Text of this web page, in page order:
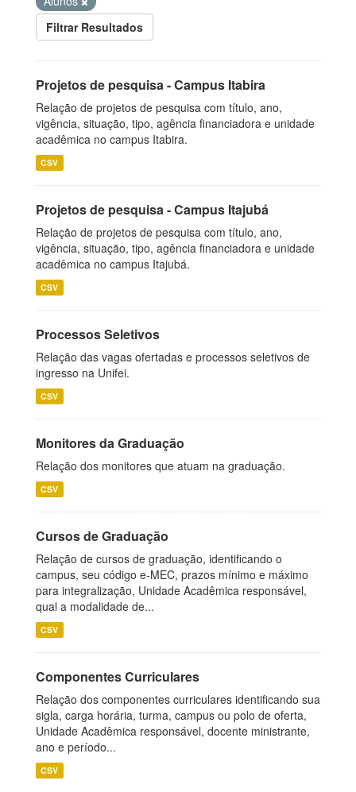
Filtrar Resultados
Projetos de pesquisa - Campus Itabira
Relação de projetos de pesquisa com título, ano,
vigência, situação, tipo, agência financiadora e unidade
acadêmica no campus Itabira.
CSV
Projetos de pesquisa - Campus Itajubá
Relação de projetos de pesquisa com título, ano,
vigência, situação, tipo, agência financiadora e unidade
acadêmica no campus Itajubá.
CSV
Processos Seletivos
Relação das vagas ofertadas e processos seletivos de
ingresso na Unifei.
CSV
Monitores da Graduação
Relação dos monitores que atuam na graduação.
CSV
Cursos de Graduação
Relação de cursos de graduação, identificando o
campus, seu código e-MEC, prazos mínimo e máximo
para integralização, Unidade Acadêmica responsável,
qual a modalidade de...
CSV
Componentes Curriculares
Relação dos componentes curriculares identificando sua
sigla, carga horária, turma, campus ou polo de oferta,
Unidade Acadêmica responsável, docente ministrante,
ano e período...
CSV